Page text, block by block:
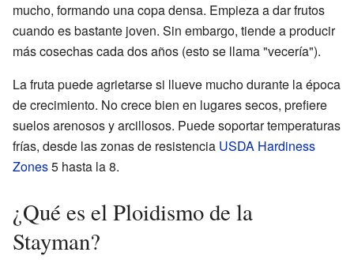
mucho, formando una copa densa. Empieza a dar frutos
cuando es bastante joven. Sin embargo, tiende a producir
más cosechas cada dos años (esto se llama "vecería").
La fruta puede agrietarse si llueve mucho durante la época
de crecimiento. No crece bien en lugares secos, prefiere
suelos arenosos y arcillosos. Puede soportar temperaturas
frías, desde las zonas de resistencia USDA Hardiness
Zones5 hasta la 8.
¿Qué es el Ploidismo de la
Stayman?